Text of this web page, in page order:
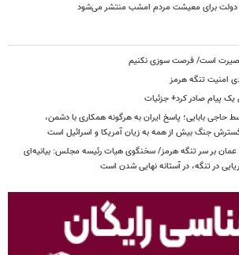
دولت برای معیشت مردم امشب منتشر می‌شود
است/ فرصت سوزی نکنیم
امنیت تنگه هرمز
پیام صادر کرد+ جزئیات
حاجی بابایی؛ پاسخ ایران به هرگونه همکاری با دشمن،
جنگ بیش از همه به زیان آمریکا و اسرائیل است
و عمان بر سر تنگه هرمز/ سخنگوی هیات رئیسه مجلس: بیانیه‌ای
در تنگه، در آستانه نهایی شدن است